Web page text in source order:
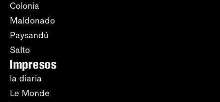
Colonia
Maldonado
Paysandú
Salto
Impresos
la diaria
Le Monde